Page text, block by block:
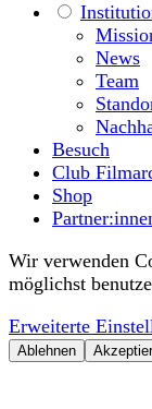
News
Team
Besuch
Club
Shop
Wir verwenden
möglichst
Erweiterte
Ablehnen